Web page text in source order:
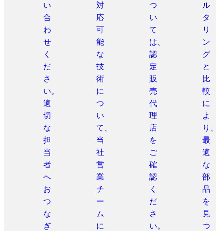
い
合
わ
せ
く
だ
さ
い。
適
切
な
担
当
者
へ
お
つ
な
ぎ
対
応
可
能
な
技
術
に
つ
い
て、
当
社
営
業
チ
ー
ム
に
つ
い
て
は、
認
定
販
売
代
理
店
を
ご
確
認
く
だ
さ
い。
ル
タ
リ
ン
グ
と
比
較
に
よ
り、
最
適
な
部
品
を
見
つ